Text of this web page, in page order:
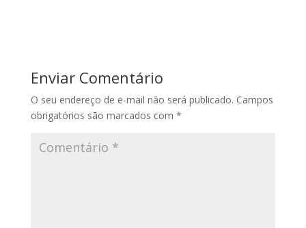
Enviar Comentário
O seu endereço de e-mail não será publicado. Campos
obrigatórios são marcados com *